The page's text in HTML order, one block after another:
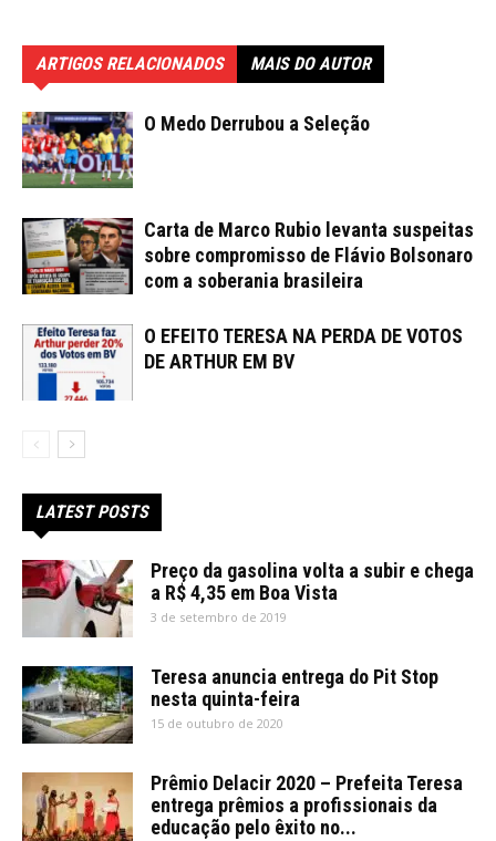
ARTIGOS RELACIONADOS MAIS DO AUTOR
O Medo Derrubou a Seleção
Carta de Marco Rubio levanta suspeitas
sobre compromisso de Flávio Bolsonaro
com a soberania brasileira
O EFEITO TERESA NA PERDA DE VOTOS
DE ARTHUR EM BV
LATEST POSTS
Preço da gasolina volta a subir e chega
a R$ 4,35 em Boa Vista
3 de setembro de 2019
Teresa anuncia entrega do Pit Stop
nesta quinta-feira
15 de outubro de 2020
Prêmio Delacir 2020 – Prefeita Teresa
entrega prêmios a profissionais da
educação pelo êxito no...